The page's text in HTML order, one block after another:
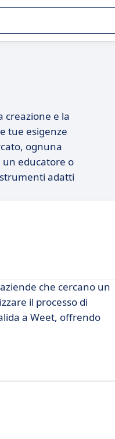
creazione e la
tue esigenze
ognuna
educatore o
adatti
che cercano un
il processo di
a Weet, offrendo